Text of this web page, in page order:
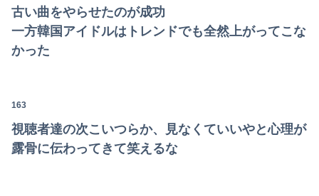
古い曲をやらせたのが成功
一方韓国アイドルはトレンドでも全然上がってこな
かった
163
視聴者達の次こいつらか、見なくていいやと心理が
露骨に伝わってきて笑えるな